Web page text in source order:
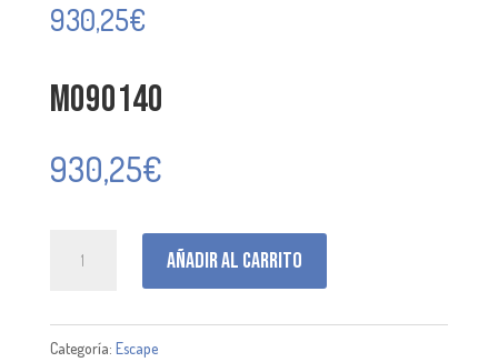
930,25€
M090140
930,25€
Añadir al carrito
Categoría: Escape